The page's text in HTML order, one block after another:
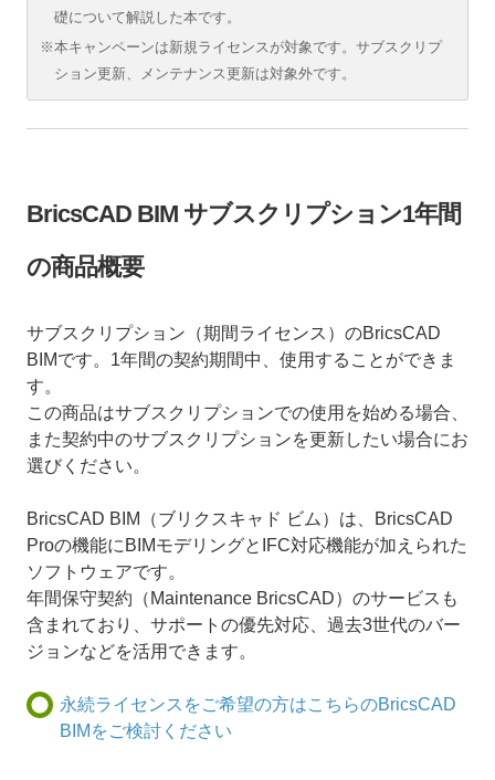
礎について解説した本です。
※本キャンペーンは新規ライセンスが対象です。サブスクリプ
ション更新、メンテナンス更新は対象外です。
BricsCAD BIM サブスクリプション1年間
の商品概要
サブスクリプション（期間ライセンス）のBricsCAD
BIMです。1年間の契約期間中、使用することができま
す。
この商品はサブスクリプションでの使用を始める場合、
また契約中のサブスクリプションを更新したい場合にお
選びください。
BricsCAD BIM（ブリクスキャド ビム）は、BricsCAD
Proの機能にBIMモデリングとIFC対応機能が加えられた
ソフトウェアです。
年間保守契約（Maintenance BricsCAD）のサービスも
含まれており、サポートの優先対応、過去3世代のバー
ジョンなどを活用できます。
永続ライセンスをご希望の方はこちらのBricsCAD
BIMをご検討ください